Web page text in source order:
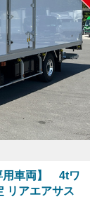
用車両】 4tワ
リアエアサス